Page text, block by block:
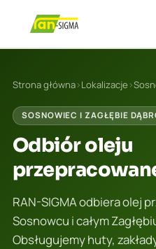
Strona główna›Lokalizacje ›
SOSNOWIEC I ZAGŁĘBIE
Odbiór oleju
RAN-SIGMA odbiera olej
Sosnowcu i całym
Obsługujemy huty,